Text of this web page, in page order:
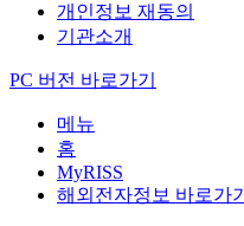
개인정보 재동의
기관소개
PC 버전 바로가기
메뉴
홈
MyRISS
해외전자정보 바로가기